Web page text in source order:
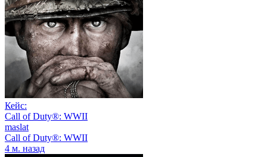
Кейс:
Call of Duty®: WWII
maslat
Call of Duty®: WWII
4 м. назад